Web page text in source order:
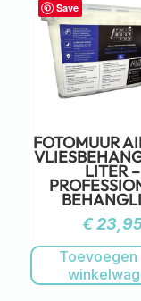
Save
FOTOMUUR
LITER –
€
Toevoegen